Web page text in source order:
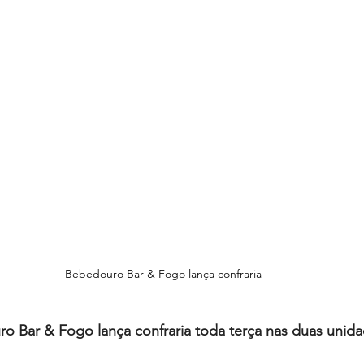
Bebedouro Bar & Fogo lança confraria
Bar & Fogo lança confraria toda terça nas duas